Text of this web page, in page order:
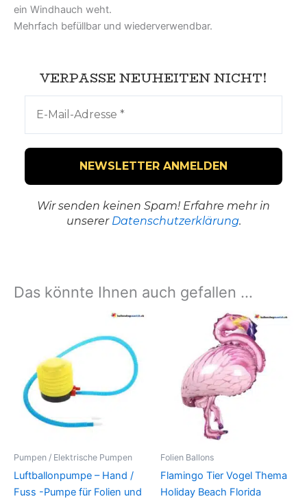
ein Windhauch weht.
Mehrfach befüllbar und wiederverwendbar.
VERPASSE NEUHEITEN NICHT!
Wir senden keinen Spam! Erfahre mehr in
unserer Datenschutzerklärung.
Das könnte Ihnen auch gefallen …
Pumpen / Elektrische Pumpen
Luftballonpumpe – Hand /
Fuss -Pumpe für Folien und
Folien Ballons
Flamingo Tier Vogel Thema
Holiday Beach Florida